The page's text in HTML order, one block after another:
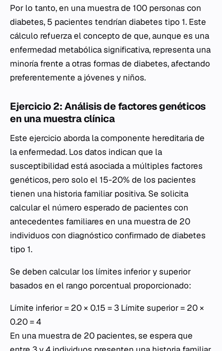
Por lo tanto, en una muestra de 100 personas con
diabetes, 5 pacientes tendrían diabetes tipo 1. Este
cálculo refuerza el concepto de que, aunque es una
enfermedad metabólica significativa, representa una
minoría frente a otras formas de diabetes, afectando
preferentemente a jóvenes y niños.
Ejercicio 2: Análisis de factores genéticos
en una muestra clínica
Este ejercicio aborda la componente hereditaria de
la enfermedad. Los datos indican que la
susceptibilidad está asociada a múltiples factores
genéticos, pero solo el 15-20% de los pacientes
tienen una historia familiar positiva. Se solicita
calcular el número esperado de pacientes con
antecedentes familiares en una muestra de 20
individuos con diagnóstico confirmado de diabetes
tipo 1.
Se deben calcular los límites inferior y superior
basados en el rango porcentual proporcionado:
Límite inferior = 20 × 0.15 = 3 Límite superior = 20 ×
0.20 = 4
En una muestra de 20 pacientes, se espera que